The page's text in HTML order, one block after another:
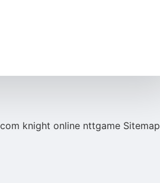
knight online nttgame Sitemap